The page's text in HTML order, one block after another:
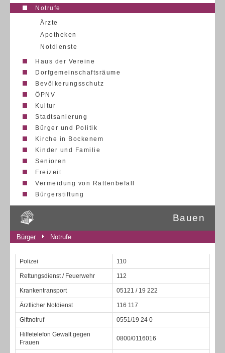
Notrufe
Ärzte
Apotheken
Notdienste
Haus der Vereine
Dorfgemeinschaftsräume
Bevölkerungsschutz
ÖPNV
Kultur
Stadtsanierung
Bürger und Politik
Kirche in Bockenem
Kinder und Familie
Senioren
Freizeit
Vermeidung von Rattenbefall
Bürgerstiftung
Bauen
Bürger Notrufe
Polizei 110
Rettungsdienst / Feuerwehr 112
Krankentransport 05121 / 19 222
Ärztlicher Notdienst 116 117
Giftnotruf 0551/19 24 0
Hilfetelefon Gewalt gegen
Frauen
0800/0116016